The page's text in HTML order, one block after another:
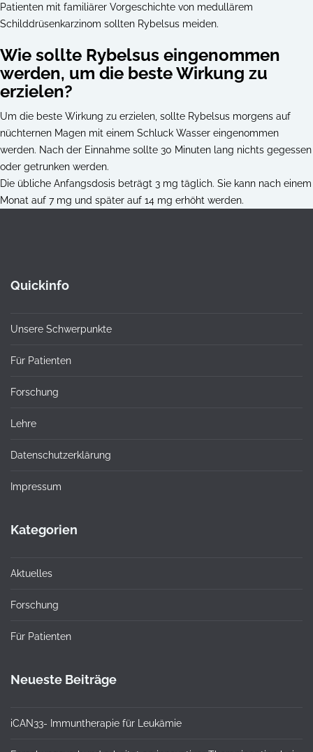
Patienten mit familiärer Vorgeschichte von medullärem
Schilddrüsenkarzinom sollten Rybelsus meiden.
Wie sollte Rybelsus eingenommen
werden, um die beste Wirkung zu
erzielen?
Um die beste Wirkung zu erzielen, sollte Rybelsus morgens auf
nüchternen Magen mit einem Schluck Wasser eingenommen
werden. Nach der Einnahme sollte 30 Minuten lang nichts gegessen
oder getrunken werden.
Die übliche Anfangsdosis beträgt 3 mg täglich. Sie kann nach einem
Monat auf 7 mg und später auf 14 mg erhöht werden.
Quickinfo
Unsere Schwerpunkte
Für Patienten
Forschung
Lehre
Datenschutzerklärung
Impressum
Kategorien
Aktuelles
Forschung
Für Patienten
Neueste Beiträge
iCAN33- Immuntherapie für Leukämie